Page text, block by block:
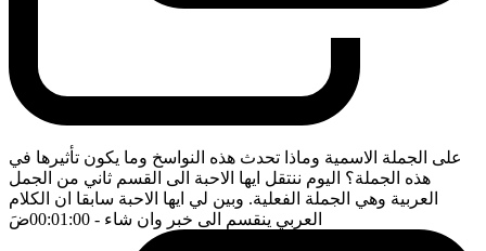
على الجملة الاسمية وماذا تحدث هذه النواسخ وما يكون تأثيرها في
هذه الجملة؟ اليوم ننتقل ايها الاحبة الى القسم ثاني من الجمل
العربية وهي الجملة الفعلية. وبين لي ايها الاحبة سابقا ان الكلام
العربي ينقسم الى خبر وان شاء - 00:01:00 ضَ